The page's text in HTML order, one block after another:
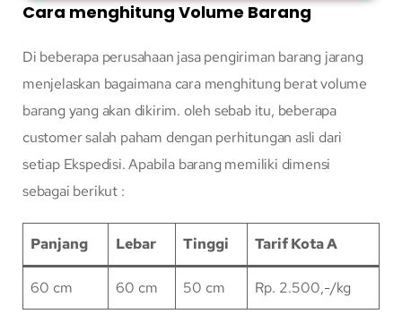
Cara menghitung Volume Barang
Di beberapa perusahaan jasa pengiriman barang jarang
menjelaskan bagaimana cara menghitung berat volume
barang yang akan dikirim. oleh sebab itu, beberapa
customer salah paham dengan perhitungan asli dari
setiap Ekspedisi. Apabila barang memiliki dimensi
sebagai berikut :
Panjang Lebar Tinggi Tarif Kota A
60 cm 60 cm 50 cm Rp. 2.500,-/kg